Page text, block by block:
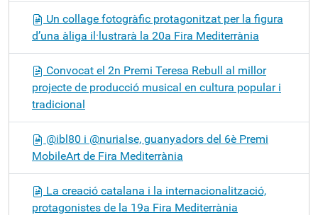
Un collage fotogràfic protagonitzat per la figura
d’una àliga il·lustrarà la 20a Fira Mediterrània
Convocat el 2n Premi Teresa Rebull al millor
projecte de producció musical en cultura popular i
tradicional
@ibl80 i @nurialse, guanyadors del 6è Premi
MobileArt de Fira Mediterrània
La creació catalana i la internacionalització,
protagonistes de la 19a Fira Mediterrània